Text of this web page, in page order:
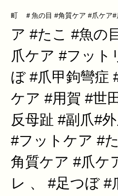
町 ＃魚の目 #角質ケア #爪ケア#
ア #たこ #魚の
爪ケア #フット
ぼ #爪甲鉤彎症
ケア #用賀 #世
反母趾 #副爪#
#フットケア #
角質ケア #爪ケ
レ 、 #足つぼ #